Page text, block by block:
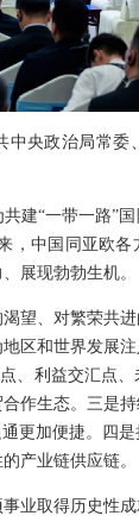
央政治局常委
建“一带一路”
，中国同亚欧
展现勃勃生机。
望、对繁荣共
区和世界发展
、利益交汇点
作生态。三是
更加便捷。四
产业链供应链。
业取得历史性